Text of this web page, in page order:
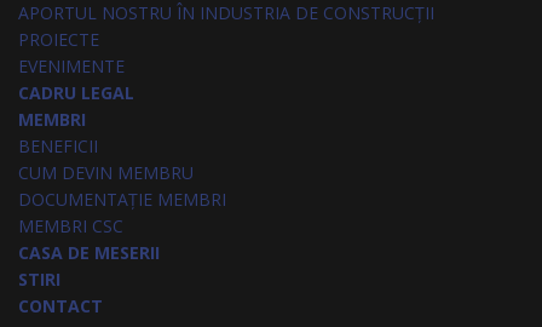
APORTUL NOSTRU ÎN INDUSTRIA DE CONSTRUCȚII
PROIECTE
EVENIMENTE
CADRU LEGAL
MEMBRI
BENEFICII
CUM DEVIN MEMBRU
DOCUMENTAȚIE MEMBRI
MEMBRI CSC
CASA DE MESERII
STIRI
CONTACT